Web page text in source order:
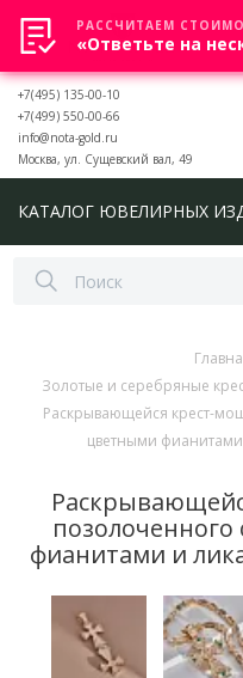
+7(495) 135-00-10
+7(499) 550-00-66
info@nota-gold.ru
Москва, ул. Сущевский вал, 49
КАТАЛОГ ЮВЕЛИРНЫХ
Золотые и серебряные
Раскрывающейся крест-
цветными фианитами
фианитами и
РАССЧИТАЕМ
«Ответьте на